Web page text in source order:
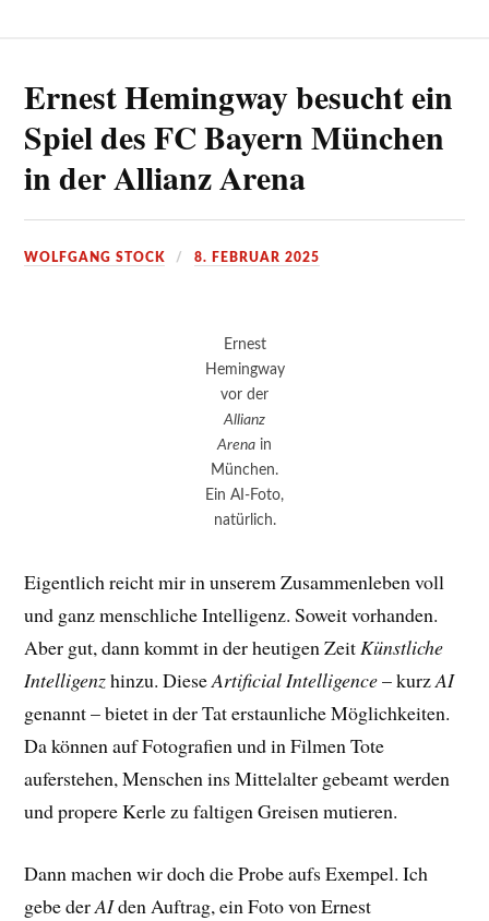
Ernest Hemingway besucht ein
Spiel des FC Bayern München
in der Allianz Arena
WOLFGANG STOCK 8. FEBRUAR 2025
Ernest
Hemingway
vor der
Allianz
Arena in
München.
Ein AI-Foto,
natürlich.
Eigentlich reicht mir in unserem Zusammenleben voll
und ganz menschliche Intelligenz. Soweit vorhanden.
Aber gut, dann kommt in der heutigen ZeitKünstliche
Intelligenzhinzu. DieseArtificial Intelligence– kurzAI
genannt – bietet in der Tat erstaunliche Möglichkeiten.
Da können auf Fotografien und in Filmen Tote
auferstehen, Menschen ins Mittelalter gebeamt werden
und propere Kerle zu faltigen Greisen mutieren.
Dann machen wir doch die Probe aufs Exempel. Ich
gebe derAIden Auftrag, ein Foto von Ernest